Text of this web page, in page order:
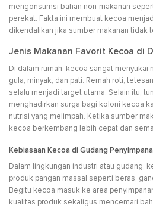
mengonsumsi bahan non-makanan
perekat. Fakta ini membuat kecoa
dikendalikan jika sumber makanan tidak
Jenis Makanan Favorit Kecoa di
Di dalam rumah, kecoa sangat menyukai
gula, minyak, dan pati. Remah roti,
selalu menjadi target utama. Selain itu,
menghadirkan surga bagi koloni kecoa
nutrisi yang melimpah. Ketika sumber
kecoa berkembang lebih cepat dan
Kebiasaan Kecoa di Gudang
Dalam lingkungan industri atau gudang,
produk pangan massal seperti beras,
Begitu kecoa masuk ke area
kualitas produk sekaligus mencemari